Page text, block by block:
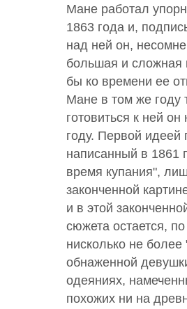
Мане работал
1863 года и,
над ней он,
большая и сложная
бы ко времени ее
Мане в том же году
готовиться к ней
году. Первой идеей
написанный в 1861
время купания",
законченной
и в этой
сюжета остается,
нисколько не
обнаженной
одеяниях,
похожих ни на